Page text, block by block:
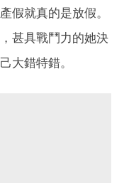
假就真的是放假。
甚具戰鬥力的她決
大錯特錯。